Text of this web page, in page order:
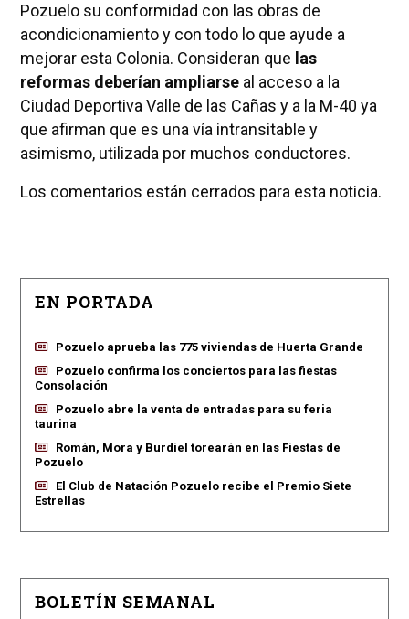
Pozuelo su conformidad con las obras de
acondicionamiento y con todo lo que ayude a
mejorar esta Colonia. Consideran que las
reformas deberían ampliarseal acceso a la
Ciudad Deportiva Valle de las Cañas y a la M-40 ya
que afirman que es una vía intransitable y
asimismo, utilizada por muchos conductores.
Los comentarios están cerrados para esta noticia.
EN PORTADA
Pozuelo aprueba las 775 viviendas de Huerta Grande
Pozuelo confirma los conciertos para las fiestas
Consolación
Pozuelo abre la venta de entradas para su feria
taurina
Román, Mora y Burdiel torearán en las Fiestas de
Pozuelo
El Club de Natación Pozuelo recibe el Premio Siete
Estrellas
BOLETÍN SEMANAL